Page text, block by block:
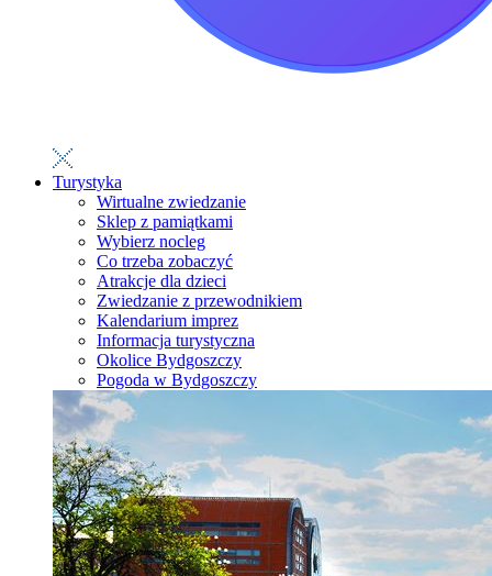
Turystyka
Wirtualne zwiedzanie
Sklep z pamiątkami
Wybierz nocleg
Co trzeba zobaczyć
Atrakcje dla dzieci
Zwiedzanie z przewodnikiem
Kalendarium imprez
Informacja turystyczna
Okolice Bydgoszczy
Pogoda w Bydgoszczy